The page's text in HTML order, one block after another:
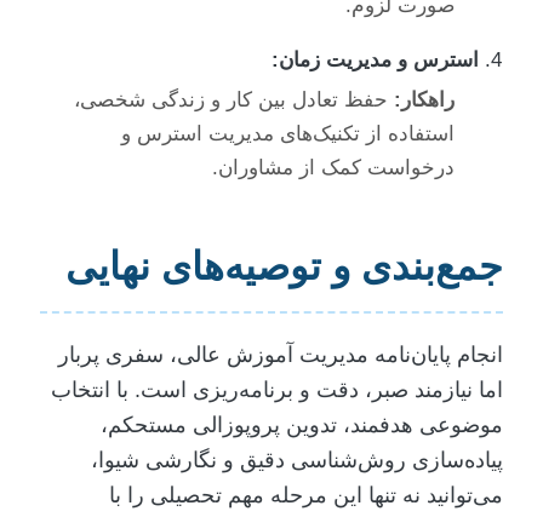
صورت لزوم.
استرس و مدیریت زمان:
راهکار: حفظ تعادل بین کار و زندگی شخصی،
استفاده از تکنیک‌های مدیریت استرس و
درخواست کمک از مشاوران.
جمع‌بندی و توصیه‌های نهایی
انجام پایان‌نامه مدیریت آموزش عالی، سفری پربار
اما نیازمند صبر، دقت و برنامه‌ریزی است. با انتخاب
موضوعی هدفمند، تدوین پروپوزالی مستحکم،
پیاده‌سازی روش‌شناسی دقیق و نگارشی شیوا،
می‌توانید نه تنها این مرحله مهم تحصیلی را با